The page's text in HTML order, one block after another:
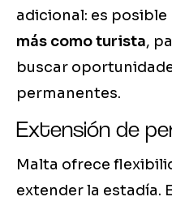
adicional: es
más como turista,
buscar
permanentes.
Extensión de
Malta ofrece
extender la estadía.